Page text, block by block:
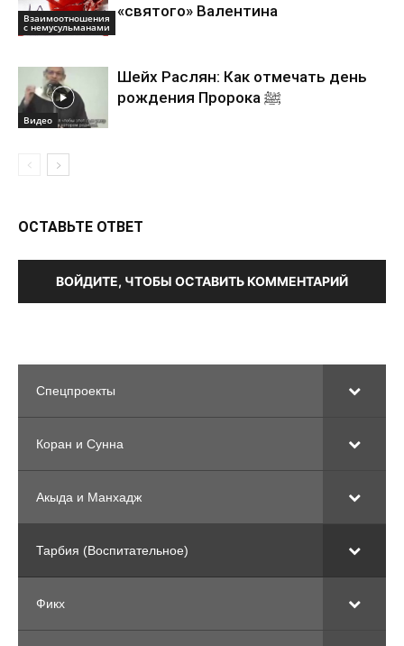
Взаимоотношения
с немусульманами
«святого» Валентина
Видео
Шейх Раслян: Как отмечать день
рождения Пророка ﷺ
ОСТАВЬТЕ ОТВЕТ
ВОЙДИТЕ, ЧТОБЫ ОСТАВИТЬ КОММЕНТАРИЙ
Спецпроекты
Коран и Сунна
Акыда и Манхадж
Тарбия (Воспитательное)
Фикх